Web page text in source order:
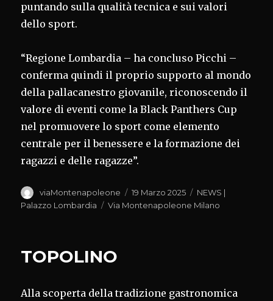
puntando sulla qualità tecnica e sui valori
dello sport.
“Regione Lombardia – ha concluso Picchi –
conferma quindi il proprio supporto al mondo
della pallacanestro giovanile, riconoscendo il
valore di eventi come la Black Panthers Cup
nel promuovere lo sport come elemento
centrale per il benessere e la formazione dei
ragazzi e delle ragazze”.
Autore
viaMontenapoleone
Pubblicato
il
19 Marzo 2025 Categorie
NEWS |
Palazzo Lombardia
Tag
Via Montenapoleone Milano
TOPOLINO
Alla scoperta della tradizione gastronomica